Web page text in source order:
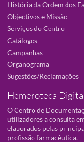
História da Ordem dos
Objectivos e Missão
Serviços do Centro
Catálogos
Campanhas
Organograma
Sugestões/Reclamações
Hemeroteca Digital
O Centro de
utilizadores a consulta
elaborados pelas
profissão farmacêutica.